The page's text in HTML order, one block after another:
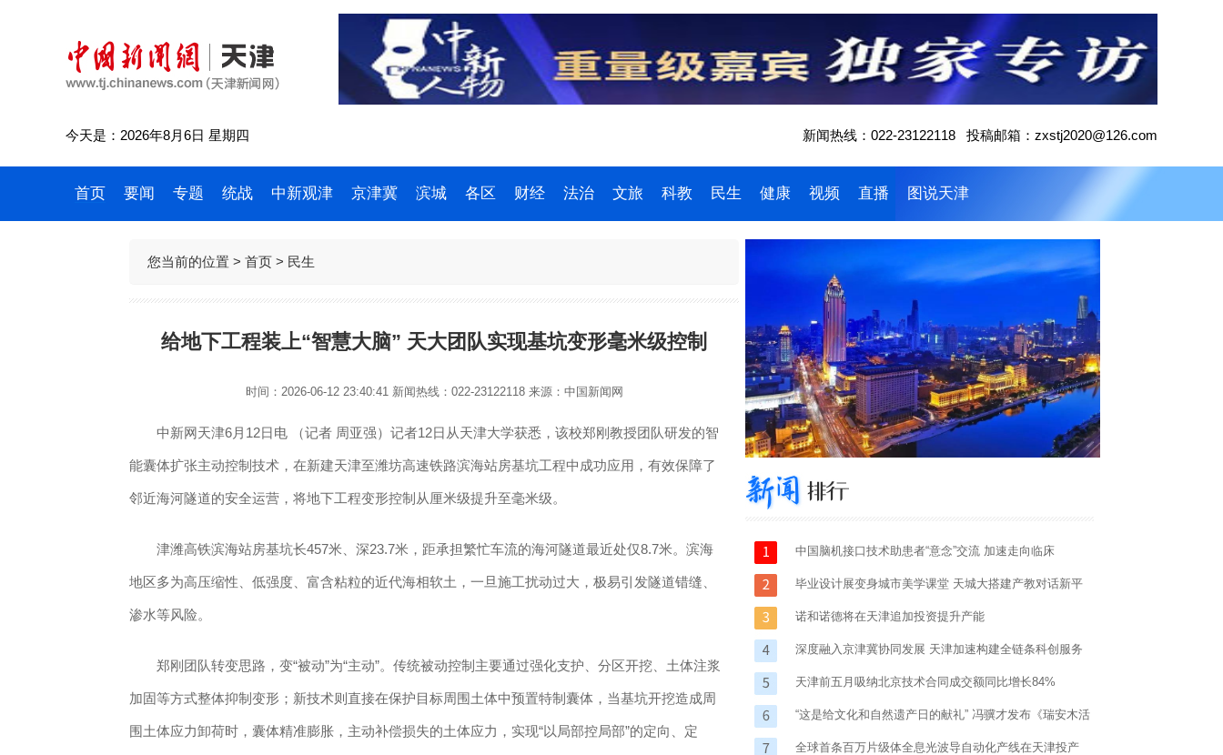
今天是：2026年8月6日 星期四 新闻热线：022-23122118 投稿邮箱：zxstj2020@126.com
首页 要闻 专题 统战 中新观津 京津冀 滨城 各区 财经 法治 文旅 科教 民生 健康 视频 直播 图说天津
您当前的位置 > 首页 > 民生
给地下工程装上“智慧大脑” 天大团队实现基坑变形毫米级控制
时间：2026-06-12 23:40:41 新闻热线：022-23122118来源：中国新闻网
中新网天津6月12日电 （记者 周亚强）记者12日从天津大学获悉，该校郑刚教授团队研发的智
能囊体扩张主动控制技术，在新建天津至潍坊高速铁路滨海站房基坑工程中成功应用，有效保障了
邻近海河隧道的安全运营，将地下工程变形控制从厘米级提升至毫米级。
津潍高铁滨海站房基坑长457米、深23.7米，距承担繁忙车流的海河隧道最近处仅8.7米。滨海
地区多为高压缩性、低强度、富含粘粒的近代海相软土，一旦施工扰动过大，极易引发隧道错缝、
渗水等风险。
郑刚团队转变思路，变“被动”为“主动”。传统被动控制主要通过强化支护、分区开挖、土体注浆
加固等方式整体抑制变形；新技术则直接在保护目标周围土体中预置特制囊体，当基坑开挖造成周
围土体应力卸荷时，囊体精准膨胀，主动补偿损失的土体应力，实现“以局部控局部”的定向、定
中国脑机接口技术助患者“意念”交流 加速走向临床
毕业设计展变身城市美学课堂 天城大搭建产教对话新平
台
诺和诺德将在天津追加投资提升产能
深度融入京津冀协同发展 天津加速构建全链条科创服务
体系
天津前五月吸纳北京技术合同成交额同比增长84%
“这是给文化和自然遗产日的献礼” 冯骥才发布《瑞安木活
字印刷术文化档案》
全球首条百万片级体全息光波导自动化产线在天津投产